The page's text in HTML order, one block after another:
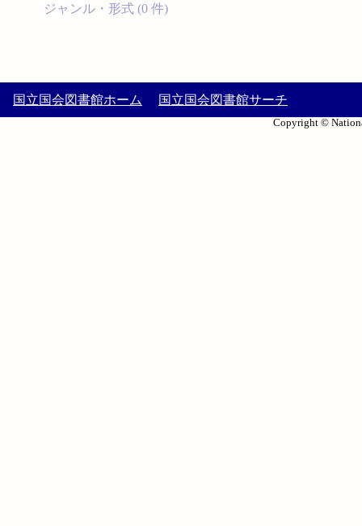
ジャンル・形式 (0 件)
国立国会図書館ホーム 国立国会図書館サーチ
Copyright ©